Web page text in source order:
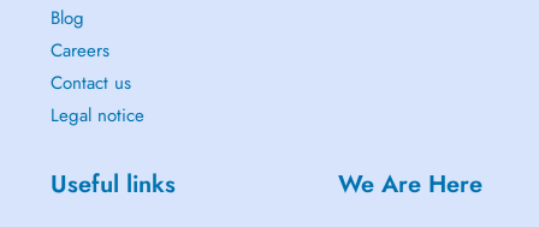
Blog
Careers
Contact us
Legal notice
Useful links We Are Here